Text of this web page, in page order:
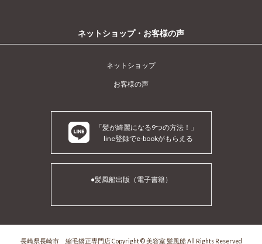
ネットショップ・お客様の声
ネットショップ
お客様の声
「髪が綺麗になる9つの方法！」
line登録でe-bookがもらえる
●髪風船出版（電子書籍）
長崎県長崎市 縮毛矯正専門店 Copyright © 美容室 髪風船 All Rights Reserved